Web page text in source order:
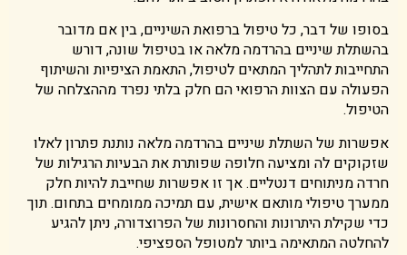
בסופו של דבר, כל טיפול ברפואת השיניים, בין אם מדובר
בהשתלת שיניים בהרדמה מלאה או בטיפול שונה, דורש
התחייבות לתהליך המתאים לטיפול, התאמת הציפיות והשיתוף
הפעולה עם הצוות הרפואי הם חלק בלתי נפרד מההצלחה של
הטיפול.
אפשרות של השתלת שיניים בהרדמה מלאה נותנת פתרון לאלו
שזקוקים לה ומציעה חלופה שפותרת את הבעיות הרגילות של
חרדה מניתוחים דנטליים. אך זו אפשרות שחייבת להיות חלק
ממערך טיפולי מותאם אישית, עם תמיכה ממומחים בתחום. תוך
כדי שקילת היתרונות והחסרונות של הפרוצדורה, ניתן להגיע
להחלטה המתאימה ביותר למטופל הספציפי.